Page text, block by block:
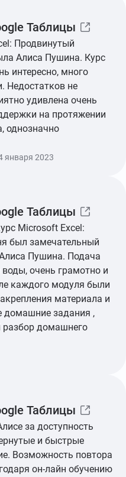
Таблицы
Продвинутый
Алиса Пушина. Курс
интересно, много
Недостатков не
удивлена очень
на протяжении
однозначно
января 2023
Таблицы
Microsoft Excel:
был замечательный
Пушина. Подача
воды, очень грамотно и
каждого модуля были
материала и
домашние задания ,
домашнего
отвечали на мои
мои домашние
Таблицы
за доступность
и быстрые
Возможность повтора
он-лайн обучению